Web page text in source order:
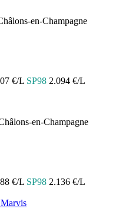
en-Champagne
€/L SP98 2.094 €/L
en-Champagne
€/L SP98 2.136 €/L